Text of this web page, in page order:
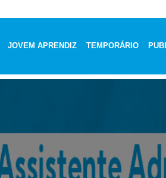
JOVEM APRENDIZ TEMPORÁRIO